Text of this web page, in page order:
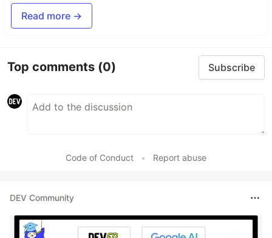
Read more →
Top comments (0) Subscribe
Code of Conduct • Report abuse
DEV Community